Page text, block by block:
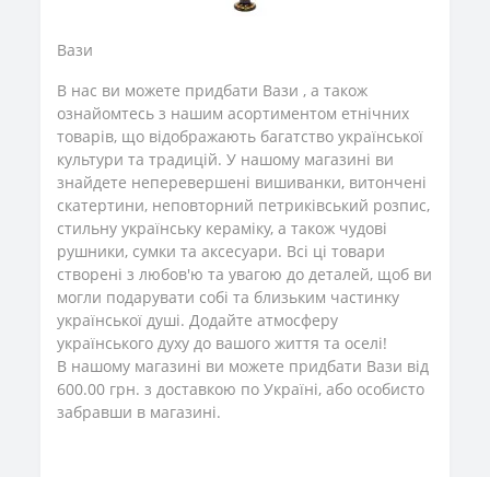
Вази
В нас ви можете придбати Вази , а також
ознайомтесь з нашим асортиментом етнічних
товарів, що відображають багатство української
культури та традицій. У нашому магазині ви
знайдете неперевершені вишиванки, витончені
скатертини, неповторний петриківський розпис,
стильну українську кераміку, а також чудові
рушники, сумки та аксесуари. Всі ці товари
створені з любов'ю та увагою до деталей, щоб ви
могли подарувати собі та близьким частинку
української душі. Додайте атмосферу
українського духу до вашого життя та оселі!
В нашому магазині ви можете придбати Вази від
600.00 грн. з доставкою по Україні, або особисто
забравши в магазині.